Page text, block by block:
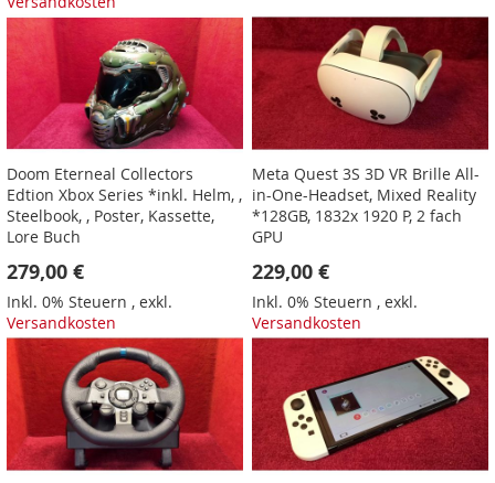
Doom Eterneal Collectors
Edtion Xbox Series *inkl. Helm, ,
Steelbook, , Poster, Kassette,
Lore Buch
279,00 €
Inkl. 0% Steuern , exkl.
Versandkosten
Meta Quest 3S 3D VR Brille All-
in-One-Headset, Mixed Reality
*128GB, 1832x 1920 P, 2 fach
GPU
229,00 €
Inkl. 0% Steuern ,exkl.
Versandkosten